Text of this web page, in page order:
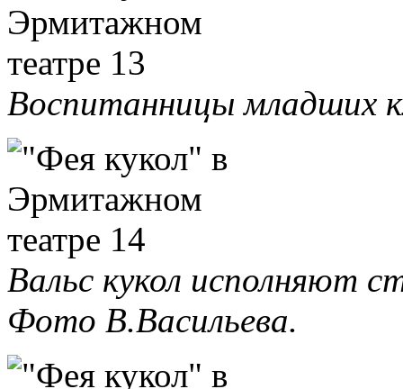
Воспитанницы младших
Вальс кукол исполняют
Фото В.Васильева.